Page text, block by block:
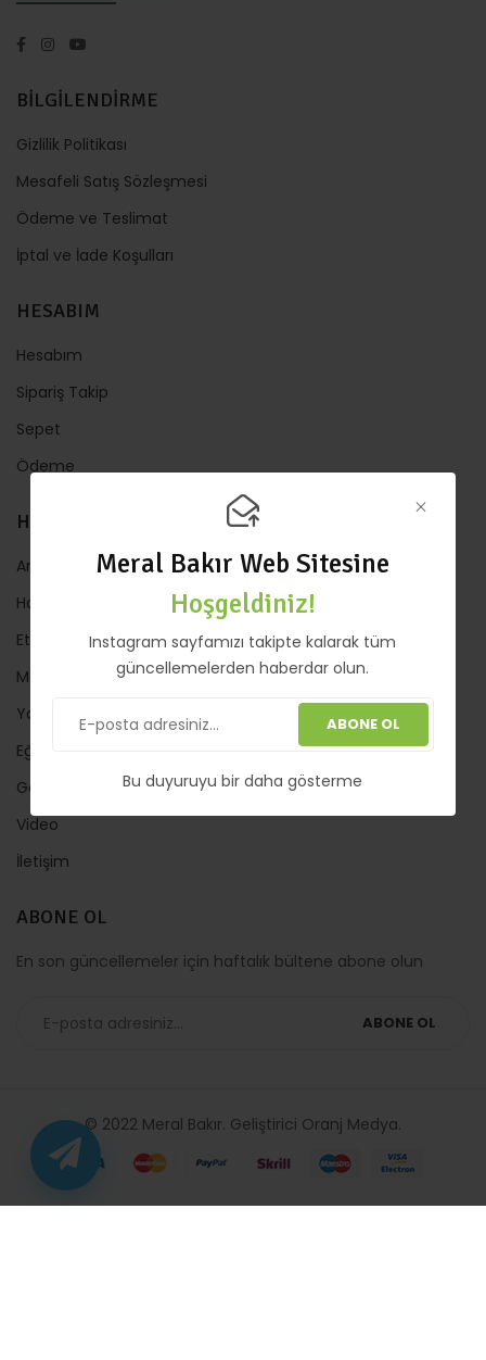
Meral Bakır Web Sitesine
Hoşgeldiniz!
Instagram sayfamızı takipte kalarak tüm
güncellemelerden haberdar olun.
ABONE OL
Bu duyuruyu bir daha gösterme
BİLGİLENDİRME
Gizlilik Politikası
Mesafeli Satış Sözleşmesi
Ödeme ve Teslimat
İptal ve İade Koşulları
HESABIM
Hesabım
Sipariş Takip
Sepet
Ödeme
HIZLI LİNKLER
Anasayfa
Hakkında
Etkinlik
Mağaza
Yazılar
Eğitimler
Galeri
Video
İletişim
ABONE OL
En son güncellemeler için haftalık bültene abone olun
ABONE OL
© 2022 Meral Bakır. Geliştirici Oranj Medya.